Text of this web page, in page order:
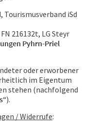
, Tourismusverband iSd
216132t, LG Steyr
Pyhrn-Priel
oder erworbener
im Eigentum
stehen (nachfolgend
“).
/ Widerrufe: